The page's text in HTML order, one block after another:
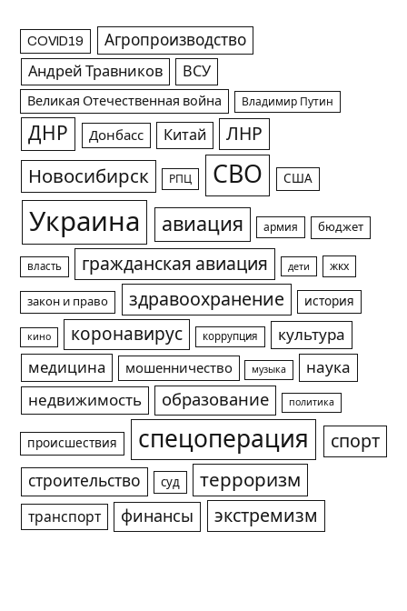
COVID19 Агропроизводство
Андрей Травников ВСУ
Великая Отечественная война Владимир Путин
ДНР Донбасс Китай ЛНР
Новосибирск РПЦ СВО США
Украина авиация армия бюджет
власть гражданская авиация дети жкх
закон и право здравоохранение история
кино коронавирус коррупция
культура
медицина
мошенничество музыка
наука
недвижимость
образование политика
происшествия спецоперация спорт
строительство суд терроризм
транспорт финансы экстремизм